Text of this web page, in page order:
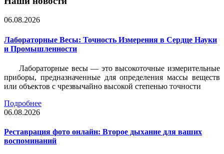
06.08.2026
Лабораторные Весы: Точность Измерения в Сердце Науки
и Промышленности
Лабораторные весы — это высокоточные измерительные
приборы, предназначенные для определения массы веществ
или объектов с чрезвычайно высокой степенью точности
Подробнее
06.08.2026
Реставрация фото онлайн: Второе дыхание для ваших
воспоминаний